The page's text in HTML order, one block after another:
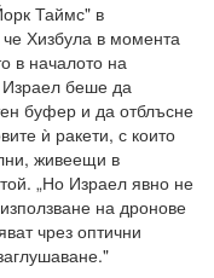
Таймс" в
Хизбула в момента
в началото на
Израел беше да
буфер и да отблъсне
ѝ ракети, с които
живеещи в
„Но Израел явно не
на дронове
чрез оптични